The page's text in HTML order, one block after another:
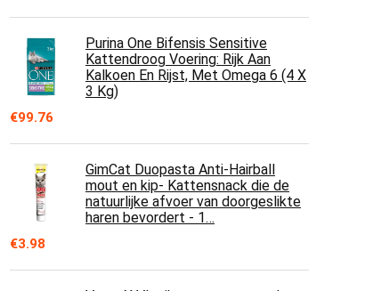
Purina One Bifensis Sensitive
Kattendroog Voering: Rijk Aan
Kalkoen En Rijst, Met Omega 6 (4 X
3 Kg)
€99.76
GimCat Duopasta Anti-Hairball
mout en kip- Kattensnack die de
natuurlijke afvoer van doorgeslikte
haren bevordert - 1…
€3.98